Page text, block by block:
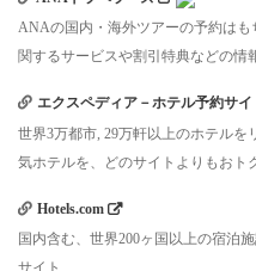
ANAの国内・海外ツアーの予約は
関するサービスや割引特典などの情
エクスペディア－ホテル予約サイ
世界3万都市, 29万軒以上のホテルを
気ホテルを、どのサイトよりもおト
Hotels.com
国内含む、世界200ヶ国以上の宿泊
サイト